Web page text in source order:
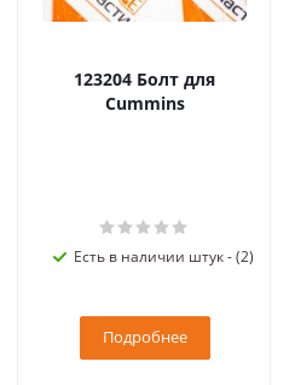
123204 Болт для
Cummins
Есть в наличии штук - (2)
Подробнее